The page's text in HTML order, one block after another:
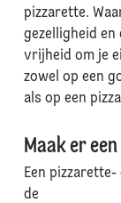
pizzarette.
gezelligheid en
vrijheid om je
zowel op een
als op een
Maak er
Een
de